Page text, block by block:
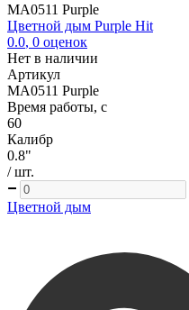
MA0511 Purple
Цветной дым Purple Hit
0.0, 0 оценок
Нет в наличии
Артикул
MA0511 Purple
Время работы, с
60
Калибр
0.8"
/ шт.
Цветной дым